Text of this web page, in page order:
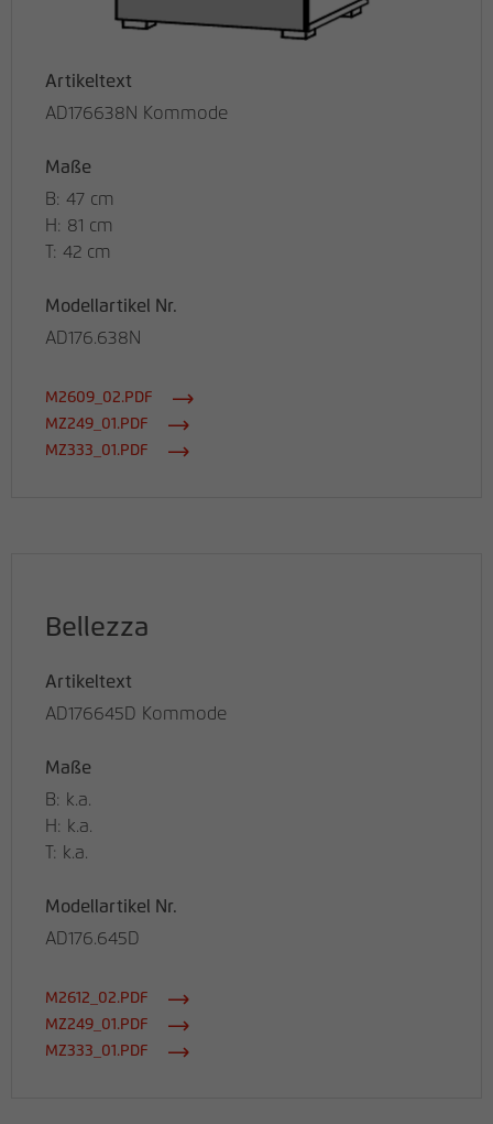
Artikeltext
AD176638N Kommode
Maße
B: 47 cm
H: 81 cm
T: 42 cm
Modellartikel Nr.
AD176.638N
M2609_02.PDF
MZ249_01.PDF
MZ333_01.PDF
Bellezza
Artikeltext
AD176645D Kommode
Maße
B: k.a.
H: k.a.
T: k.a.
Modellartikel Nr.
AD176.645D
M2612_02.PDF
MZ249_01.PDF
MZ333_01.PDF